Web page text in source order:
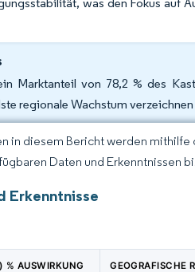
Marktanteil von 78,2 % des
regionale Wachstum
in diesem Bericht werden
Daten und Erkenntnissen
Erkenntnisse
% AUSWIRKUNG
GEOGRAFISCHE